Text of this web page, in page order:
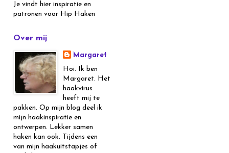
Je vindt hier inspiratie en
patronen voor Hip Haken
Over mij
Margaret
Hoi. Ik ben
Margaret. Het
haakvirus
heeft mij te
pakken. Op mijn blog deel ik
mijn haakinspiratie en
ontwerpen. Lekker samen
haken kan ook. Tijdens een
van mijn haakuitstapjes of